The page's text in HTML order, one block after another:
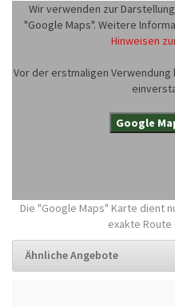
Wir verwenden zur
"Google Maps". Weitere
Hinweisen
Vor der erstmaligen
Google
Die "Google Maps" Karte dient
exakte Route
Ähnliche Angebote